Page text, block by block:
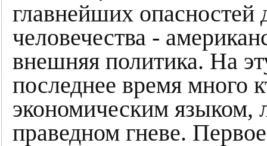
главнейших опасностей
человечества -
внешняя политика. На
последнее время много
экономическим языком,
праведном гневе.